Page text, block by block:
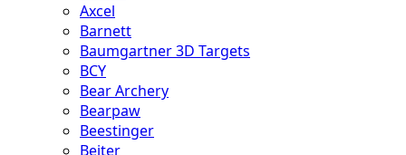
Axcel
Barnett
Baumgartner 3D Targets
BCY
Bear Archery
Bearpaw
Beestinger
Beiter